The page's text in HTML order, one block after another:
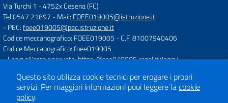
Via Turchi 1 -4752x Cesena (FC)
Tel 0547 21897 - Mail: FOEE019005@istruzione.it
- PEC:foee019005@pec.istruzione.it
Codice meccanografico: FOEE019005 - C.F. 81007940406
Codice Meccanografico: foee019005
- Login all'area riservata:https://foee019005.regel.it/login/
Concept & Design by
Designers Italia
Questo sito utilizza cookie tecnici per erogare i propri
servizi. Per maggiori informazioni puoi leggere lacookie
policy.